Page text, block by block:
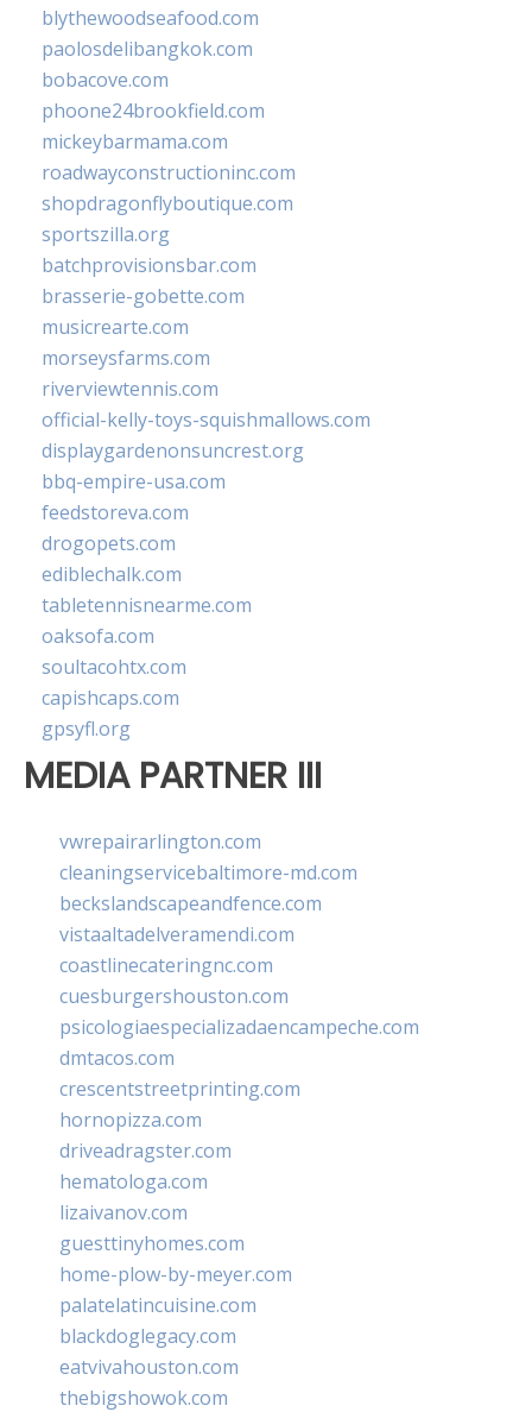
blythewoodseafood.com
paolosdelibangkok.com
bobacove.com
phoone24brookfield.com
mickeybarmama.com
roadwayconstructioninc.com
shopdragonflyboutique.com
sportszilla.org
batchprovisionsbar.com
brasserie-gobette.com
musicrearte.com
morseysfarms.com
riverviewtennis.com
official-kelly-toys-squishmallows.com
displaygardenonsuncrest.org
bbq-empire-usa.com
feedstoreva.com
drogopets.com
ediblechalk.com
tabletennisnearme.com
oaksofa.com
soultacohtx.com
capishcaps.com
gpsyfl.org
MEDIA PARTNER III
vwrepairarlington.com
cleaningservicebaltimore-md.com
beckslandscapeandfence.com
vistaaltadelveramendi.com
coastlinecateringnc.com
cuesburgershouston.com
psicologiaespecializadaencampeche.com
dmtacos.com
crescentstreetprinting.com
hornopizza.com
driveadragster.com
hematologa.com
lizaivanov.com
guesttinyhomes.com
home-plow-by-meyer.com
palatelatincuisine.com
blackdoglegacy.com
eatvivahouston.com
thebigshowok.com